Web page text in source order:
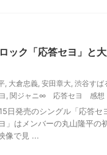
ック「応答セヨ」と
, 大倉忠義, 安田章大, 渋谷すば
, 関ジャニ∞ 応答セヨ 感想
日発売のシングル「応答セ
」はメンバーの丸山隆平の
像で見 ...